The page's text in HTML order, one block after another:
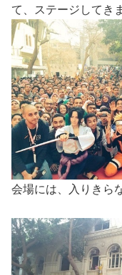
て、ステージしてき
会場には、入りきら